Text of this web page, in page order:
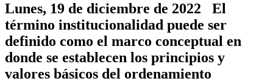
Lunes, 19 de diciembre de 2022 El
término institucionalidad puede ser
definido como el marco conceptual en
donde se establecen los principios y
valores básicos del ordenamiento